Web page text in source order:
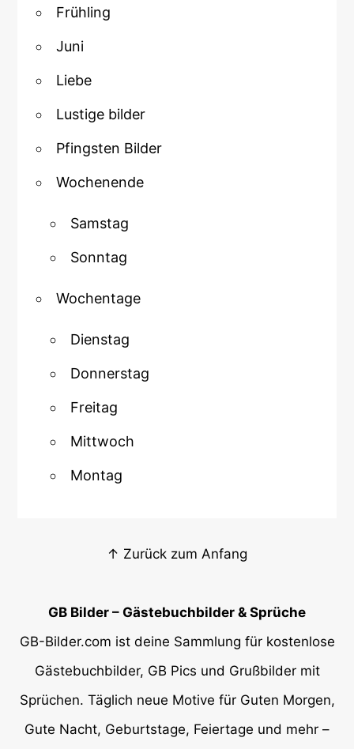
Frühling
Juni
Liebe
Lustige bilder
Pfingsten Bilder
Wochenende
Samstag
Sonntag
Wochentage
Dienstag
Donnerstag
Freitag
Mittwoch
Montag
↑ Zurück zum Anfang
GB Bilder – Gästebuchbilder & Sprüche
GB-Bilder.com ist deine Sammlung für kostenlose
Gästebuchbilder, GB Pics und Grußbilder mit
Sprüchen. Täglich neue Motive für Guten Morgen,
Gute Nacht, Geburtstage, Feiertage und mehr –